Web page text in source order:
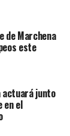
de Marchena
este
actuará junto
en el